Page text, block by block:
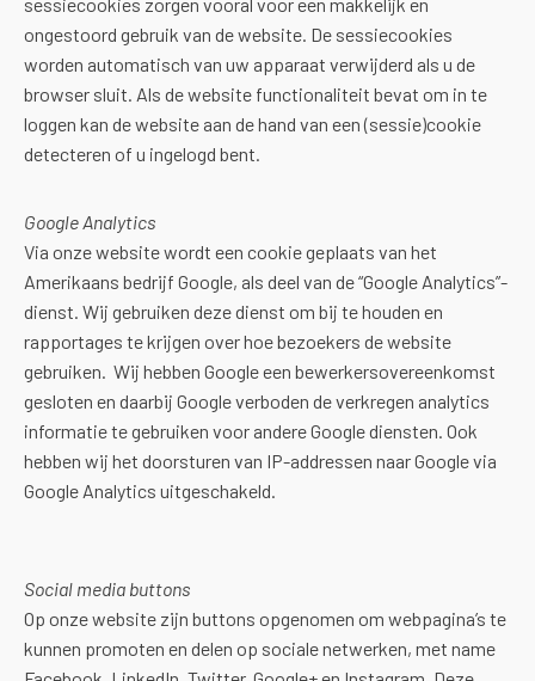
ongestoord gebruik van de website. De sessiecookies
worden automatisch van uw apparaat verwijderd als u de
browser sluit. Als de website functionaliteit bevat om in te
loggen kan de website aan de hand van een (sessie)cookie
detecteren of u ingelogd bent.
Google Analytics
Via onze website wordt een cookie geplaats van het
Amerikaans bedrijf Google, als deel van de “Google Analytics”-
dienst. Wij gebruiken deze dienst om bij te houden en
rapportages te krijgen over hoe bezoekers de website
gebruiken. Wij hebben Google een bewerkersovereenkomst
gesloten en daarbij Google verboden de verkregen analytics
informatie te gebruiken voor andere Google diensten. Ook
hebben wij het doorsturen van IP-addressen naar Google via
Google Analytics uitgeschakeld.
Social media buttons
Op onze website zijn buttons opgenomen om webpagina’s te
kunnen promoten en delen op sociale netwerken, met name